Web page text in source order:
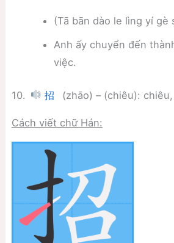
(Tā bān dào le lìng yí gè
Anh ấy chuyển đến
việc.
10. 招 (zhāo) – (chiêu):
Cách viết chữ Hán: